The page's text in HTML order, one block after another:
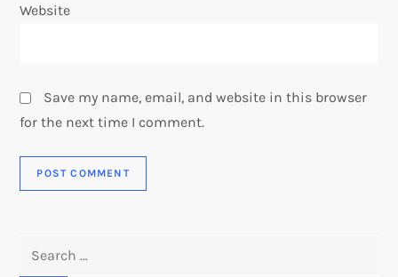
Website
Save my name, email, and website in this browser
for the next time I comment.